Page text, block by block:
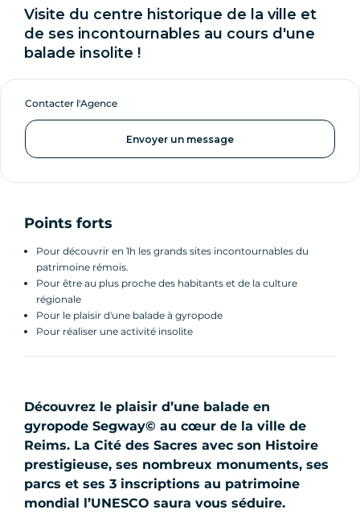
Visite du centre historique de la ville et
de ses incontournables au cours d'une
balade insolite !
Contacter l'Agence
Envoyer un message
Points forts
Pour découvrir en 1h les grands sites incontournables du
patrimoine rémois.
Pour être au plus proche des habitants et de la culture
régionale
Pour le plaisir d'une balade à gyropode
Pour réaliser une activité insolite
Découvrez le plaisir d’une balade en
gyropode Segway© au cœur de la ville de
Reims. La Cité des Sacres avec son Histoire
prestigieuse, ses nombreux monuments, ses
parcs et ses 3 inscriptions au patrimoine
mondial l’UNESCO saura vous séduire.